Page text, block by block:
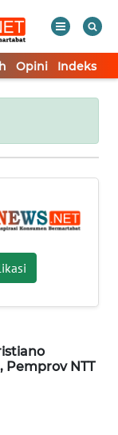
Opini Indeks
Pemprov NTT